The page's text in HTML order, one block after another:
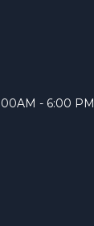
- 6:00 PM